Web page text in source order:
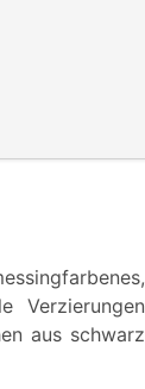
Verzierungen
aus schwarz